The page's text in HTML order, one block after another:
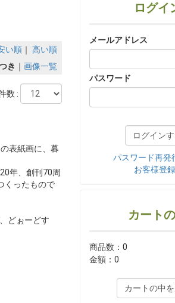
い順｜ 高い順
き ｜ 画像一覧
数 :
表紙画に、暮
年、創刊70周
くったもので
どぉーどす
ログイ
メールアドレス
パスワード
パスワード再発
お客様登録
カート
商品数：0
金額：0
カートの中